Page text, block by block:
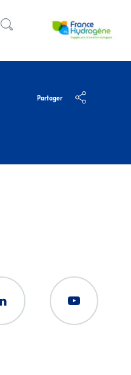
Partager